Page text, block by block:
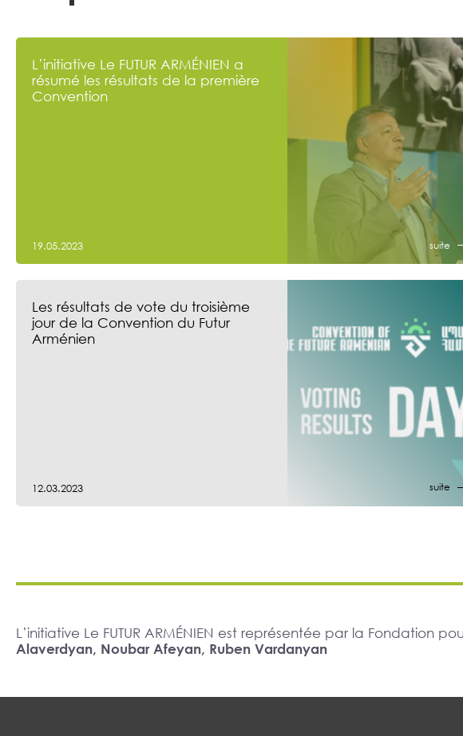
L’initiative Le FUTUR ARMÉNIEN a
résumé les résultats de la première
Convention
19.05.2023 suite
Les résultats de vote du troisième
jour de la Convention du Futur
Arménien
12.03.2023 suite
L’initiative Le FUTUR ARMÉNIEN est représentée par la Fondation
Alaverdyan, Noubar Afeyan, Ruben Vardanyan